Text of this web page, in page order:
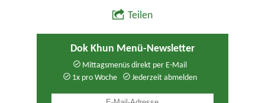
Teilen
Dok Khun Menü-Newsletter
Mittagsmenüs direkt per E-Mail
1x pro Woche
Jederzeit abmelden